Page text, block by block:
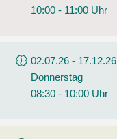
10:00 - 11:00 Uhr
02.07.26 - 17.12.26
Donnerstag
08:30 - 10:00 Uhr